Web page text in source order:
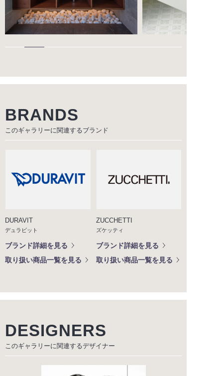
BRANDS
このギャラリーに関連するブランド
DURAVIT
デュラビット
ブランド詳細を見る
取り扱い商品一覧を見る
ZUCCHETTI
ズケッティ
ブランド詳細を見る
取り扱い商品一覧を見る
DESIGNERS
このギャラリーに関連するデザイナー